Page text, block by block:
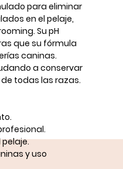
para eliminar
en el pelaje,
SupH
que su fórmula
caninas.
a conservar
todas las razas.
y uso